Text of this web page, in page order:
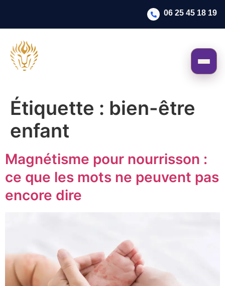
06 25 45 18 19
Étiquette : bien-être
enfant
Magnétisme pour nourrisson :
ce que les mots ne peuvent pas
encore dire